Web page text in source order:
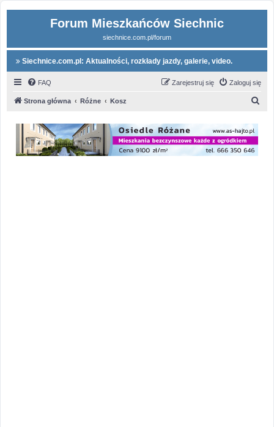
Forum Mieszkańców Siechnic
siechnice.com.pl/forum
Siechnice.com.pl: Aktualności, rozkłady jazdy, galerie, video.
FAQ Zaloguj się
Zarejestruj się
Strona główna Różne Kosz